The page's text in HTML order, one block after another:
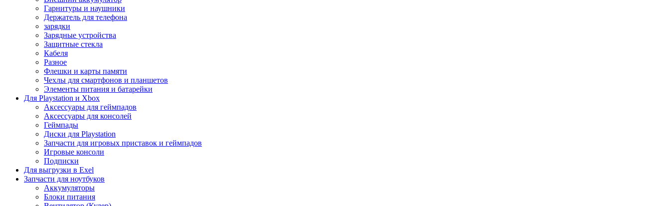
Гарнитуры и наушники
Держатель для телефона
зарядки
Зарядные устройства
Защитные стекла
Кабеля
Разное
Флешки и карты памяти
Чехлы для смартфонов и планшетов
Элементы питания и батарейки
Для Playstation и Xbox
Аксессуары для геймпадов
Аксессуары для консолей
Геймпады
Диски для Playstation
Запчасти для игровых приставок и геймпадов
Игровые консоли
Подписки
Для выгрузки в Exel
Запчасти для ноутбуков
Аккумуляторы
Блоки питания